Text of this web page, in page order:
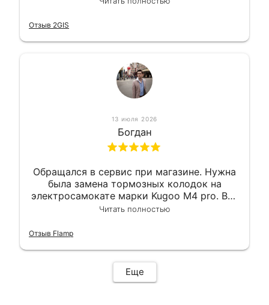
гарантии, поэтому и обратился в этот
Отзыв 2GIS
13 июля 2026
Богдан
Обращался в сервис при магазине. Нужна
была замена тормозных колодок на
электросамокате марки Kugoo M4 pro. Всё
сделали в лучшем виде и в максимально
гарантии, поэтому и обратился в этот
Читать полностью
Отзыв Flamp
Еще